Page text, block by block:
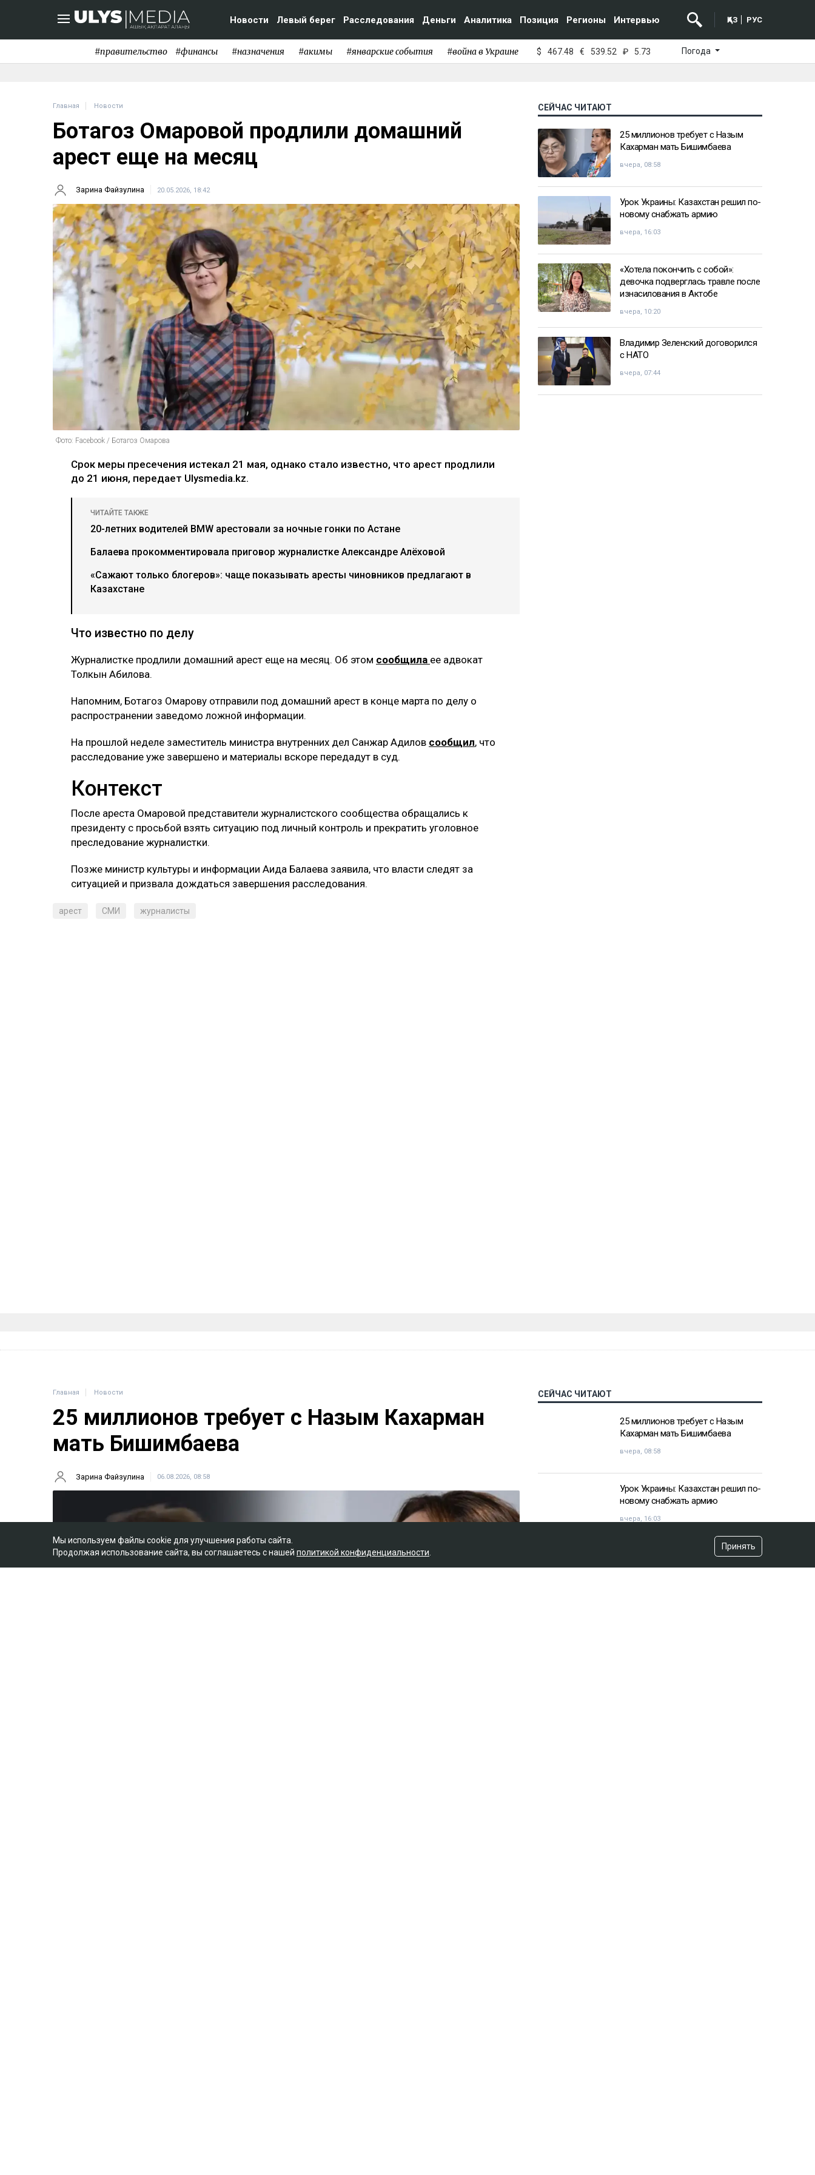
Новости Левый берег Расследования Деньги Аналитика Позиция Регионы Интервью ҚАЗ РУС
#правительство #финансы #назначения #акимы #январские события #война в Украине $ 467.48 € 539.52 ₽ 5.73 Погода
Главная Новости
Ботагоз Омаровой продлили домашний
арест еще на месяц
Зарина Файзулина 20.05.2026, 18:42
Фото: Facebook / Ботагоз Омарова
Срок меры пресечения истекал 21 мая, однако стало известно, что арест продлили
до 21 июня, передает Ulysmedia.kz.
ЧИТАЙТЕ ТАКЖЕ
20-летних водителей BMW арестовали за ночные гонки по Астане
Балаева прокомментировала приговор журналистке Александре Алёховой
«Сажают только блогеров»: чаще показывать аресты чиновников предлагают в
Казахстане
Что известно по делу
Журналистке продлили домашний арест еще на месяц. Об этом сообщила ее адвокат
Толкын Абилова.
Напомним, Ботагоз Омарову отправили под домашний арест в конце марта по делу о
распространении заведомо ложной информации.
На прошлой неделе заместитель министра внутренних дел Санжар Адилов сообщил, что
расследование уже завершено и материалы вскоре передадут в суд.
Контекст
После ареста Омаровой представители журналистского сообщества обращались к
президенту с просьбой взять ситуацию под личный контроль и прекратить уголовное
преследование журналистки.
Позже министр культуры и информации Аида Балаева заявила, что власти следят за
ситуацией и призвала дождаться завершения расследования.
арест СМИ журналисты
СЕЙЧАС ЧИТАЮТ
25 миллионов требует с Назым
Кахарман мать Бишимбаева
вчера, 08:58
Урок Украины: Казахстан решил по-
новому снабжать армию
вчера, 16:03
«Хотела покончить с собой»:
девочка подверглась травле после
изнасилования в Актобе
вчера, 10:20
Владимир Зеленский договорился
с НАТО
вчера, 07:44
Главная Новости
25 миллионов требует с Назым Кахарман
мать Бишимбаева
Зарина Файзулина 06.08.2026, 08:58
СЕЙЧАС ЧИТАЮТ
25 миллионов требует с Назым
Кахарман мать Бишимбаева
вчера, 08:58
Урок Украины: Казахстан решил по-
новому снабжать армию
вчера, 16:03
«Хотела покончить с собой»:
девочка подверглась травле после
Мы используем файлы cookie для улучшения работы сайта.
Продолжая использование сайта, вы соглашаетесь с нашей политикой конфиденциальности
Принять